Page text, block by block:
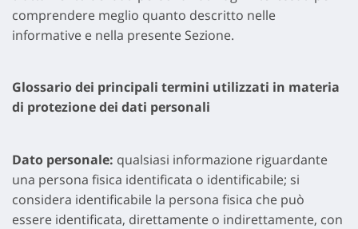
comprendere meglio quanto descritto nelle
informative e nella presente Sezione.
Glossario dei principali termini utilizzati in materia
di protezione dei dati personali
Dato personale: qualsiasi informazione riguardante
una persona fisica identificata o identificabile; si
considera identificabile la persona fisica che può
essere identificata, direttamente o indirettamente, con